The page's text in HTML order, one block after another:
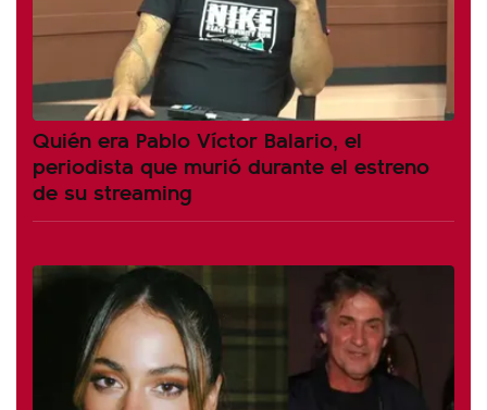
Quién era Pablo Víctor Balario, el
periodista que murió durante el estreno
de su streaming